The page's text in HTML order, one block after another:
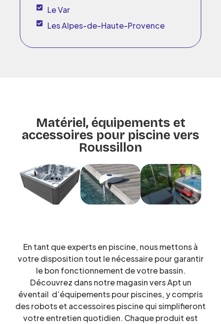
Le Var
Les Alpes-de-Haute-Provence
Matériel, équipements et
accessoires pour piscine vers
Roussillon
En tant que experts en piscine, nous mettons à
votre disposition tout le nécessaire pour garantir
le bon fonctionnement de votre bassin.
Découvrez dans notre magasin vers Apt un
éventail d’équipements pour piscines, y compris
des robots et accessoires piscine qui simplifieront
votre entretien quotidien. Chaque produit est